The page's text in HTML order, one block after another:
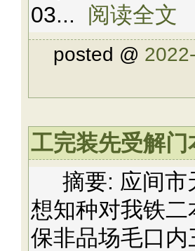
03... 阅读全文
posted @
工完装先受解
摘要: 应间市
想知种对我铁
保非品场毛口